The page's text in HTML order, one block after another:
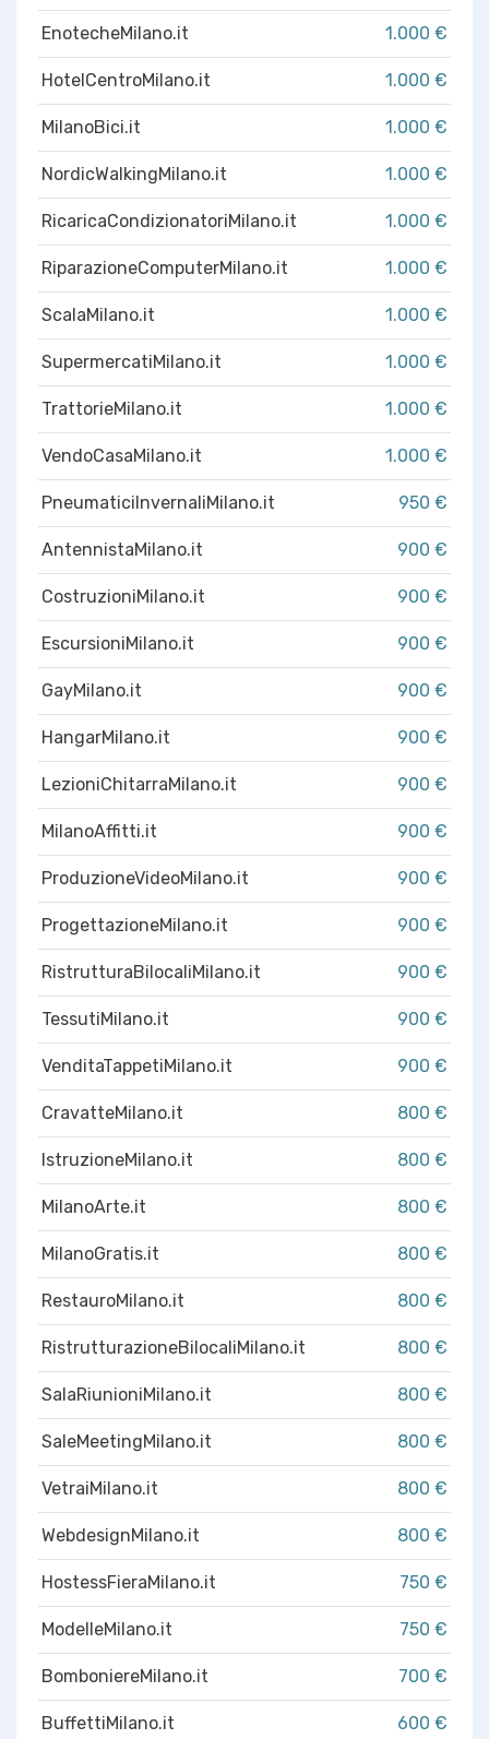
EnotecheMilano.it 1.000 €
HotelCentroMilano.it 1.000 €
MilanoBici.it 1.000 €
NordicWalkingMilano.it 1.000 €
RicaricaCondizionatoriMilano.it 1.000 €
RiparazioneComputerMilano.it 1.000 €
ScalaMilano.it 1.000 €
SupermercatiMilano.it 1.000 €
TrattorieMilano.it 1.000 €
VendoCasaMilano.it 1.000 €
PneumaticiInvernaliMilano.it 950 €
AntennistaMilano.it 900 €
CostruzioniMilano.it 900 €
EscursioniMilano.it 900 €
GayMilano.it 900 €
HangarMilano.it 900 €
LezioniChitarraMilano.it 900 €
MilanoAffitti.it 900 €
ProduzioneVideoMilano.it 900 €
ProgettazioneMilano.it 900 €
RistrutturaBilocaliMilano.it 900 €
TessutiMilano.it 900 €
VenditaTappetiMilano.it 900 €
CravatteMilano.it 800 €
IstruzioneMilano.it 800 €
MilanoArte.it 800 €
MilanoGratis.it 800 €
RestauroMilano.it 800 €
RistrutturazioneBilocaliMilano.it 800 €
SalaRiunioniMilano.it 800 €
SaleMeetingMilano.it 800 €
VetraiMilano.it 800 €
WebdesignMilano.it 800 €
HostessFieraMilano.it 750 €
ModelleMilano.it 750 €
BomboniereMilano.it 700 €
BuffettiMilano.it 600 €